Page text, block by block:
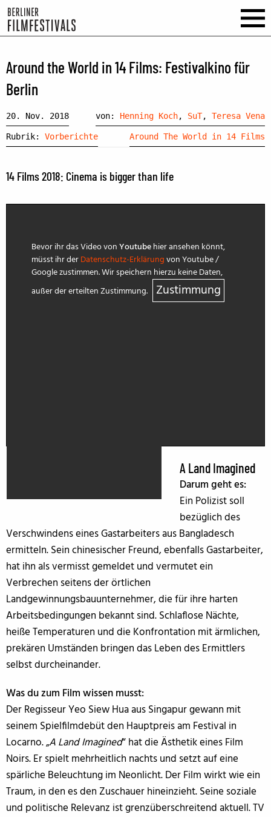
Around the World in 14 Films: Festivalkino für
Berlin
20. Nov. 2018 von: Henning Koch, SuT, Teresa Vena
Rubrik: Vorberichte Around The World in 14 Films
14 Films 2018: Cinema is bigger than life
Bevor ihr das Video vonYoutubehier ansehen könnt,
müsst ihr derDatenschutz-Erklärungvon Youtube /
Google zustimmen. Wir speichern hierzu keine Daten,
außer der erteilten Zustimmung.
Zustimmung
A Land Imagined
Darum geht es:
Ein Polizist soll
bezüglich des
Verschwindens eines Gastarbeiters aus Bangladesch
ermitteln. Sein chinesischer Freund, ebenfalls Gastarbeiter,
hat ihn als vermisst gemeldet und vermutet ein
Verbrechen seitens der örtlichen
Landgewinnungsbauunternehmer, die für ihre harten
Arbeitsbedingungen bekannt sind. Schlaflose Nächte,
heiße Temperaturen und die Konfrontation mit ärmlichen,
prekären Umständen bringen das Leben des Ermittlers
selbst durcheinander.
Was du zum Film wissen musst:
Der Regisseur Yeo Siew Hua aus Singapur gewann mit
seinem Spielfilmdebüt den Hauptpreis am Festival in
Locarno. „A Land Imagined“ hat die Ästhetik eines Film
Noirs. Er spielt mehrheitlich nachts und setzt auf eine
spärliche Beleuchtung im Neonlicht. Der Film wirkt wie ein
Traum, in den es den Zuschauer hineinzieht. Seine soziale
und politische Relevanz ist grenzüberschreitend aktuell. TV